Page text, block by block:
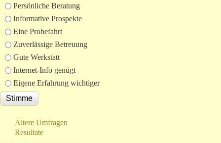
Auswahlmöglichkeiten
Persönliche Beratung
Informative Prospekte
Eine Probefahrt
Zuverlässige Betreuung
Gute Werkstatt
Internet-Info genügt
Eigene Erfahrung wichtiger
Ältere Umfragen
Resultate